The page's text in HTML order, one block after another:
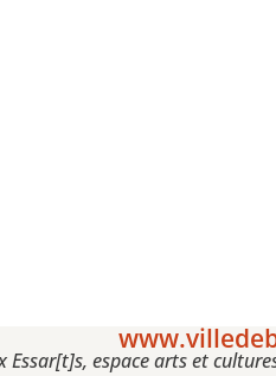
Essar[t]s, espace arts et